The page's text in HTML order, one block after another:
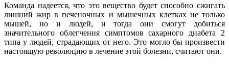
Команда надеется, что это вещество будет способно сжигать
лишний жир в печеночных и мышечных клетках не только
мышей, но и людей, и тогда они смогут добиться
значительного облегчения симптомов сахарного диабета 2
типа у людей, страдающих от него. Это могло бы произвести
настоящую революцию в лечение этой болезни, считают они.